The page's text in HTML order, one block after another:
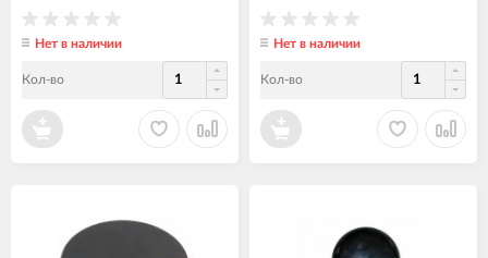
Нет в наличии
Кол-во
Нет в наличии
Кол-во